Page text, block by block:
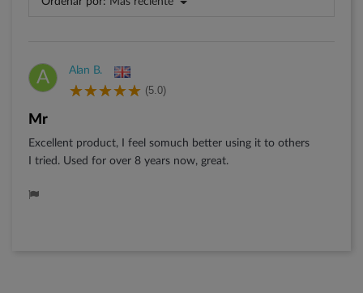
A Alan B.
(5.0)
Mr
Excellent product, I feel somuch better using it to others
I tried. Used for over 8 years now, great.